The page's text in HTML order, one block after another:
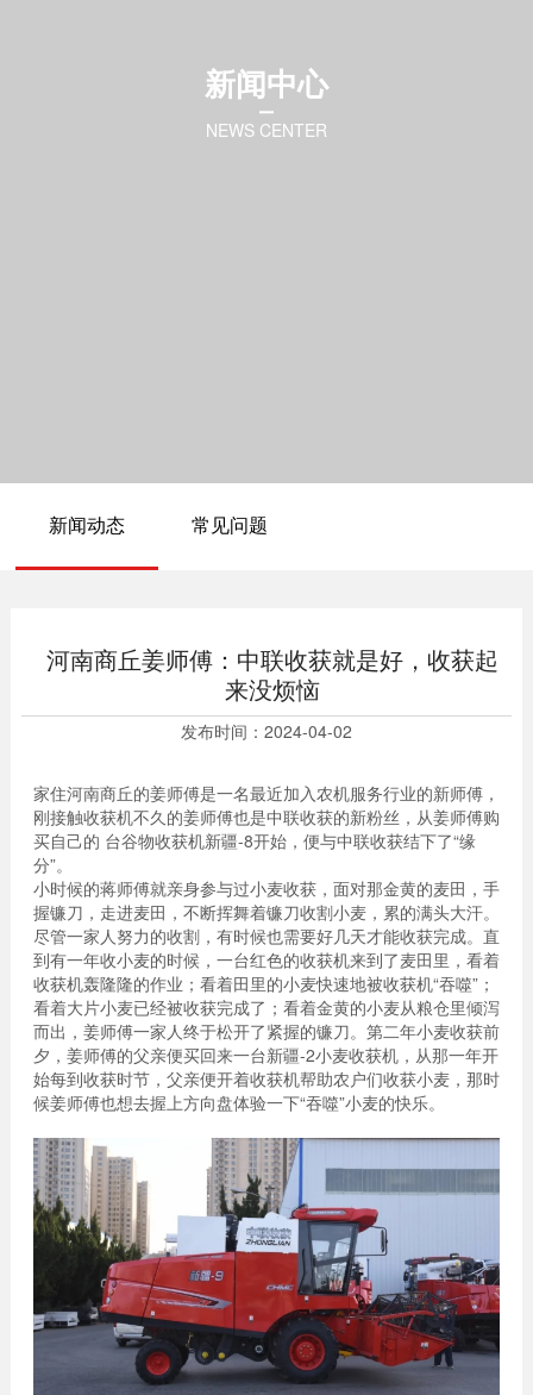
新闻中心
NEWS CENTER
新闻动态 常见问题
河南商丘姜师傅：中联收获就是好，收获起
来没烦恼
发布时间： 2024-04-02
家住河南商丘的姜师傅是一名最近加入农机服务行业的新师傅，
刚接触收获机不久的姜师傅也是中联收获的新粉丝，从姜师傅购
买自己的 台谷物收获机新疆-8开始，便与中联收获结下了“缘
分”。
小时候的蒋师傅就亲身参与过小麦收获，面对那金黄的麦田，手
握镰刀，走进麦田，不断挥舞着镰刀收割小麦，累的满头大汗。
尽管一家人努力的收割，有时候也需要好几天才能收获完成。直
到有一年收小麦的时候，一台红色的收获机来到了麦田里，看着
收获机轰隆隆的作业；看着田里的小麦快速地被收获机“吞噬”；
看着大片小麦已经被收获完成了；看着金黄的小麦从粮仓里倾泻
而出，姜师傅一家人终于松开了紧握的镰刀。第二年小麦收获前
夕，姜师傅的父亲便买回来一台新疆-2小麦收获机，从那一年开
始每到收获时节，父亲便开着收获机帮助农户们收获小麦，那时
候姜师傅也想去握上方向盘体验一下“吞噬”小麦的快乐。